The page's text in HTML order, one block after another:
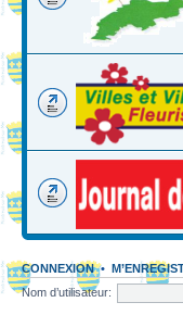
CONNEXION•
Nom d’utilisateur: